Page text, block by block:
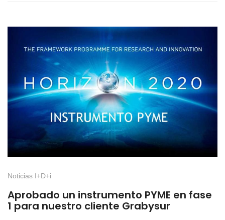
Noticias I+D+i
Aprobado un instrumento PYME en fase
1 para nuestro cliente Grabysur